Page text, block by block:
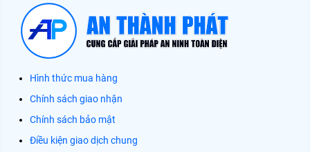
Hình thức mua hàng
Chính sách giao nhận
Chính sách bảo mật
Điều kiện giao dịch chung